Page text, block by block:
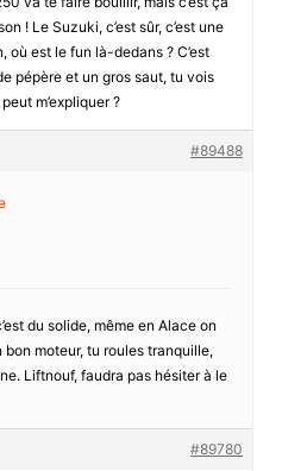
! Le Suzuki, c’est sûr, c’est une
où est le fun là-dedans ? C’est
pépère et un gros saut, tu vois
m’expliquer ?
#89488
du solide, même en Alace on
moteur, tu roules tranquille,
Liftnouf, faudra pas hésiter à le
#89780